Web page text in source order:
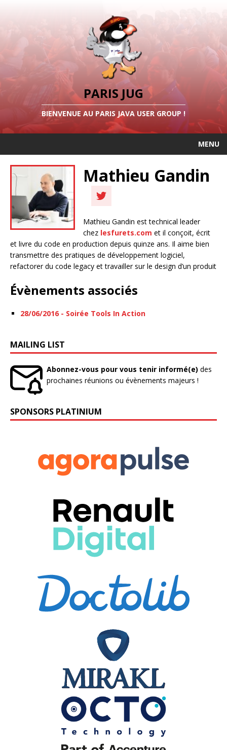
PARIS JUG
BIENVENUE AU PARIS JAVA USER GROUP !
MENU
Mathieu Gandin
Mathieu Gandin est technical leader
chez lesfurets.com et il conçoit, écrit
et livre du code en production depuis quinze ans. Il aime bien
transmettre des pratiques de développement logiciel,
refactorer du code legacy et travailler sur le design d’un produit
Évènements associés
28/06/2016 - Soirée Tools In Action
MAILING LIST
Abonnez-vous pour vous tenir informé(e) des
prochaines réunions ou évènements majeurs !
SPONSORS PLATINIUM